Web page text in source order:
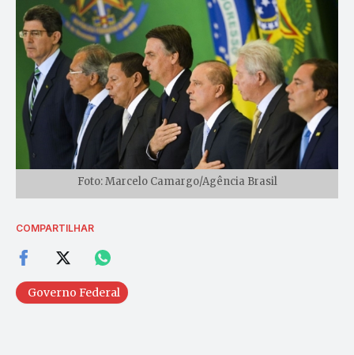
Foto: Marcelo Camargo/Agência Brasil
COMPARTILHAR
Governo Federal